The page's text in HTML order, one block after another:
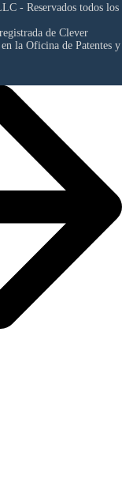
- Reservados todos los
de Clever
la Oficina de Patentes y